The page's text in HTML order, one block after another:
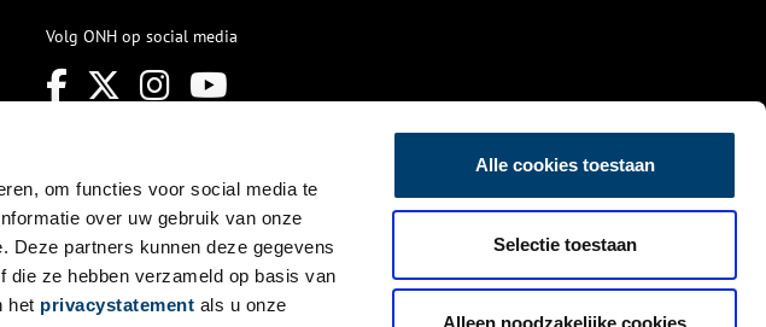
om functies voor social media te
over uw gebruik van onze
Deze partners kunnen deze gegevens
die ze hebben verzameld op basis van
het privacystatement als u onze
Alle cookies toestaan
Selectie toestaan
Alleen noodzakelijke cookies
Volg ONH op social media